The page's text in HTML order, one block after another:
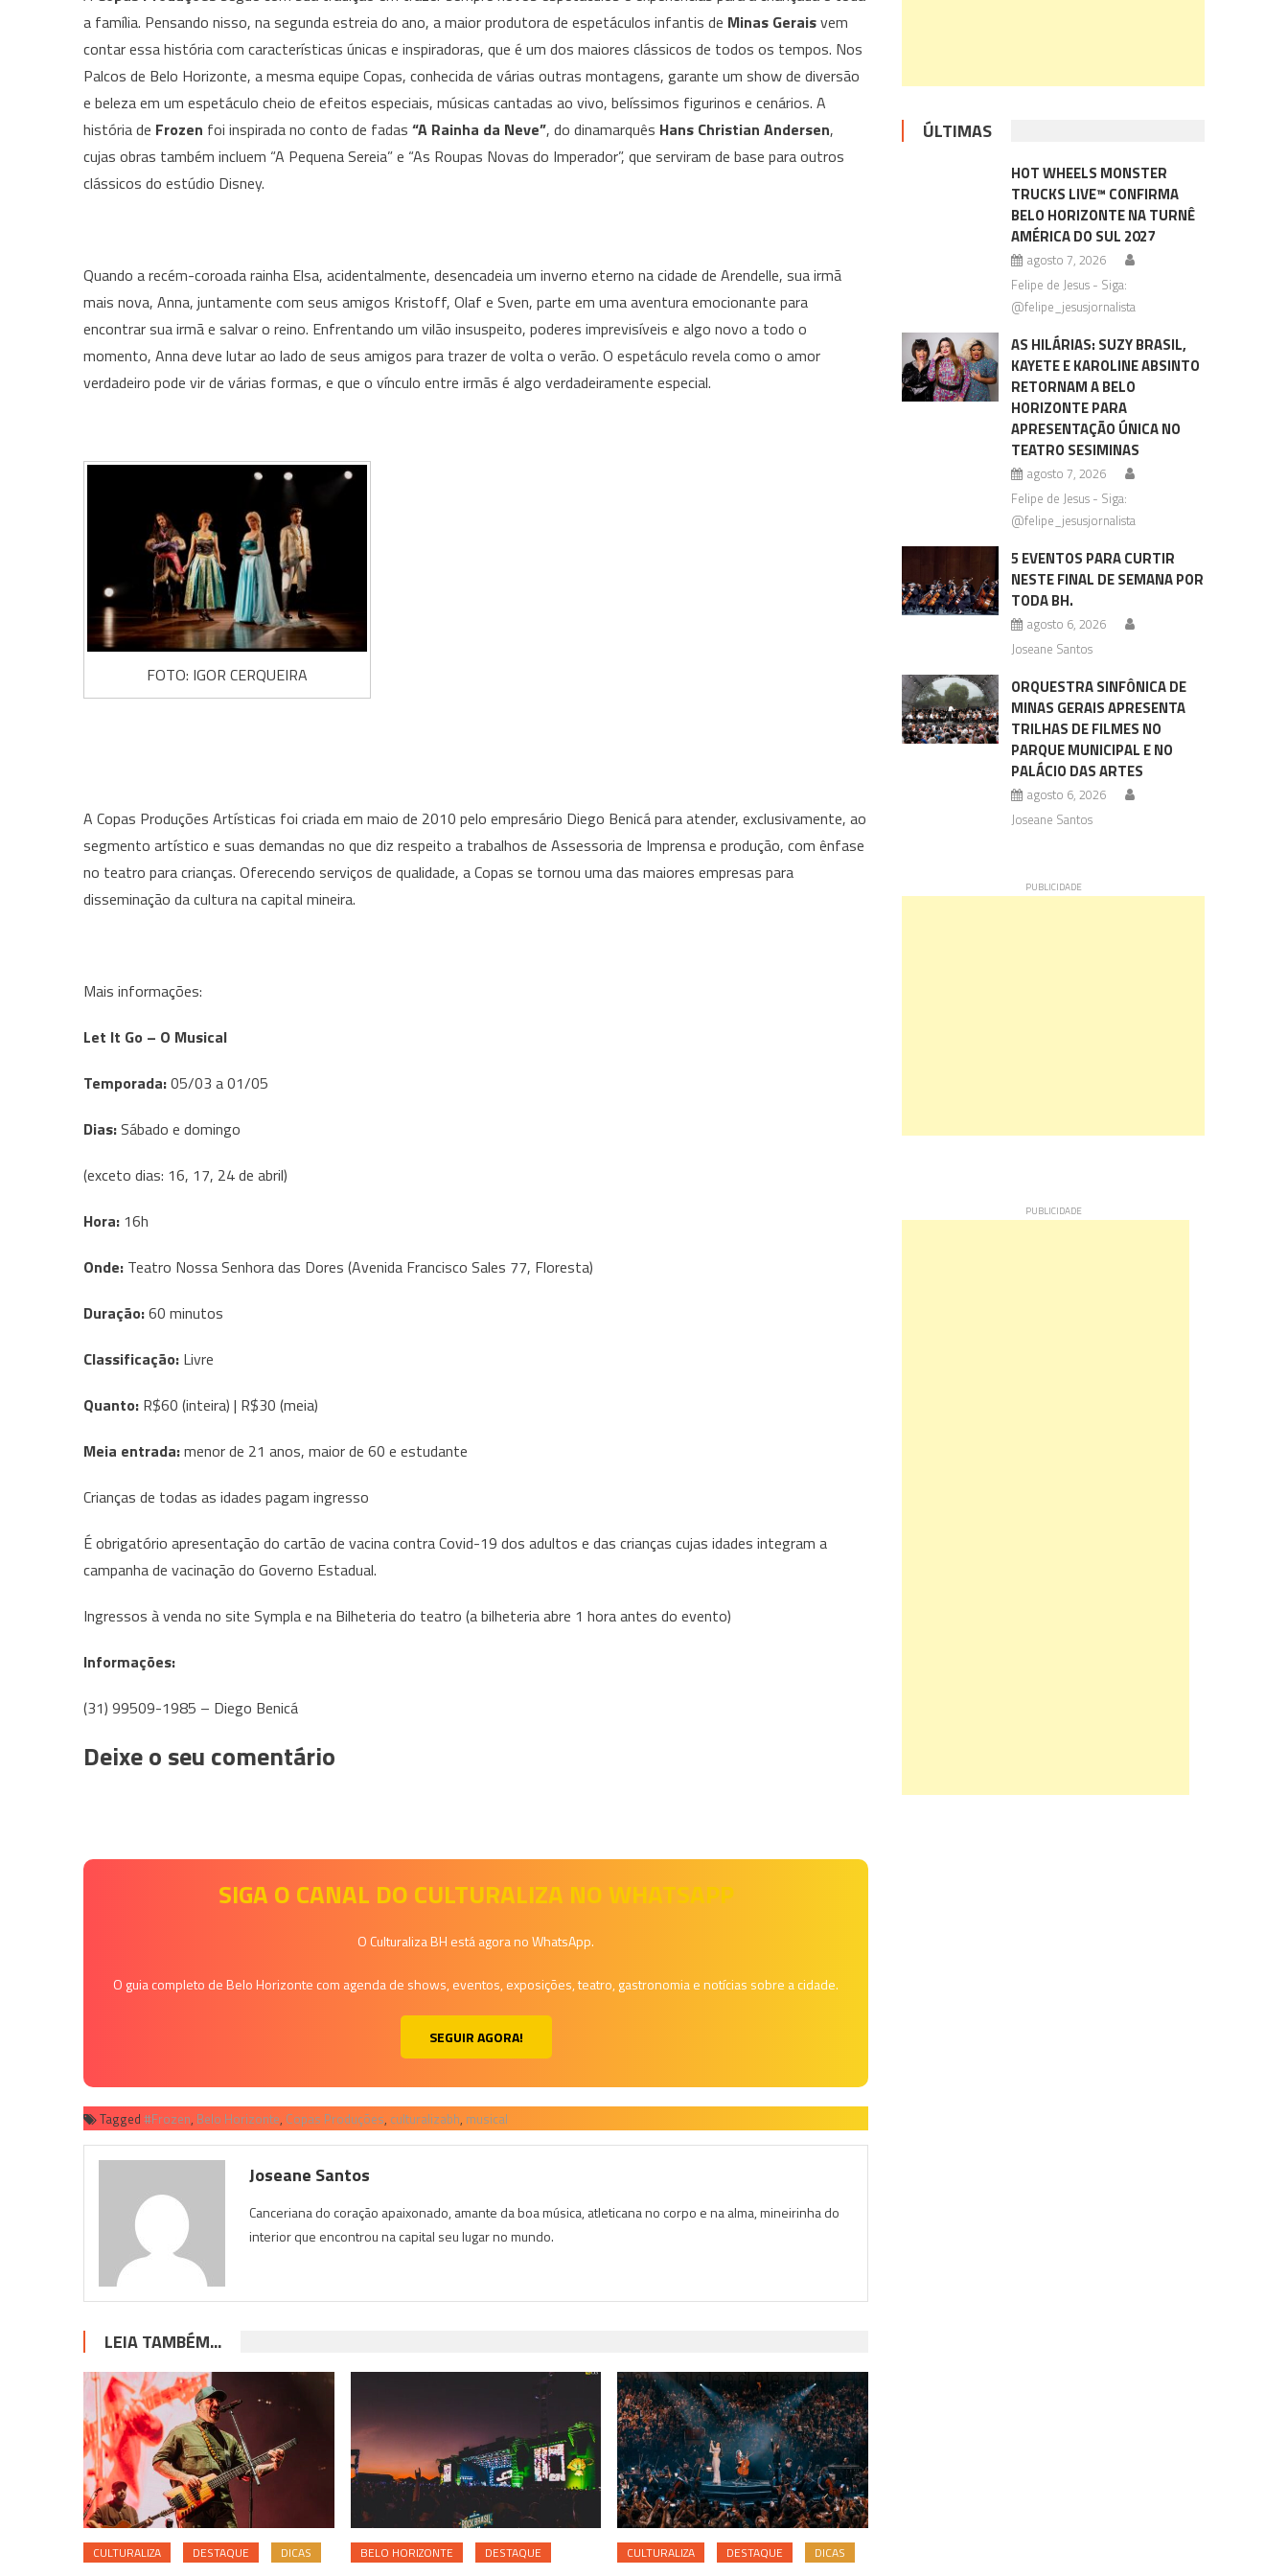
em
Frozen
é
a
diversão
criançada
a família. Pensando nisso, na segunda estreia do ano, a maior produtora de espetáculos infantis de Minas Geraisvem
contar essa história com características únicas e inspiradoras, que é um dos maiores clássicos de todos os tempos. Nos
Palcos de Belo Horizonte, a mesma equipe Copas, conhecida de várias outras montagens, garante um show de diversão
e beleza em um espetáculo cheio de efeitos especiais, músicas cantadas ao vivo, belíssimos figurinos e cenários. A
história de Frozen foi inspirada no conto de fadas “A Rainha da Neve”, do dinamarquês Hans Christian Andersen,
cujas obras também incluem “A Pequena Sereia” e “As Roupas Novas do Imperador”, que serviram de base para outros
clássicos do estúdio Disney.
Quando a recém-coroada rainha Elsa, acidentalmente, desencadeia um inverno eterno na cidade de Arendelle, sua irmã
mais nova, Anna, juntamente com seus amigos Kristoff, Olaf e Sven, parte em uma aventura emocionante para
encontrar sua irmã e salvar o reino. Enfrentando um vilão insuspeito, poderes imprevisíveis e algo novo a todo o
momento, Anna deve lutar ao lado de seus amigos para trazer de volta o verão. O espetáculo revela como o amor
verdadeiro pode vir de várias formas, e que o vínculo entre irmãs é algo verdadeiramente especial.
FOTO: IGOR CERQUEIRA
A Copas Produções Artísticas foi criada em maio de 2010 pelo empresário Diego Benicá para atender, exclusivamente, ao
segmento artístico e suas demandas no que diz respeito a trabalhos de Assessoria de Imprensa e produção, com ênfase
no teatro para crianças. Oferecendo serviços de qualidade, a Copas se tornou uma das maiores empresas para
disseminação da cultura na capital mineira.
Mais informações:
Let It Go – O Musical
Temporada:05/03 a 01/05
Dias:Sábado e domingo
(exceto dias: 16, 17, 24 de abril)
Hora: 16h
Onde: Teatro Nossa Senhora das Dores (Avenida Francisco Sales 77, Floresta)
Duração:60 minutos
Classificação: Livre
Quanto: R$60 (inteira) | R$30 (meia)
Meia entrada:menor de 21 anos, maior de 60 e estudante
Crianças de todas as idades pagam ingresso
É obrigatório apresentação do cartão de vacina contra Covid-19 dos adultos e das crianças cujas idades integram a
campanha de vacinação do Governo Estadual.
Ingressos à venda no site Sympla e na Bilheteria do teatro (a bilheteria abre 1 hora antes do evento)
Informações:
(31) 99509-1985 – Diego Benicá
Deixe o seu comentário
SIGA O CANAL DO CULTURALIZA NO WHATSAPP
O Culturaliza BH está agora no WhatsApp.
O guia completo de Belo Horizonte com agenda de shows, eventos, exposições, teatro, gastronomia e notícias sobre a cidade.
SEGUIR AGORA!
Tagged #Frozen, Belo Horizonte, Copas Produções, culturalizabh, musical
Joseane Santos
Canceriana do coração apaixonado, amante da boa música, atleticana no corpo e na alma, mineirinha do
interior que encontrou na capital seu lugar no mundo.
LEIA TAMBÉM...
CULTURALIZA DESTAQUE DICAS BELO HORIZONTE DESTAQUE CULTURALIZA DESTAQUE DICAS
ÚLTIMAS
HOT WHEELS MONSTER
TRUCKS LIVE™ CONFIRMA
BELO HORIZONTE NA TURNÊ
AMÉRICA DO SUL 2027
agosto 7, 2026
Felipe de Jesus - Siga:
@felipe_jesusjornalista
AS HILÁRIAS: SUZY BRASIL,
KAYETE E KAROLINE ABSINTO
RETORNAM A BELO
HORIZONTE PARA
APRESENTAÇÃO ÚNICA NO
TEATRO SESIMINAS
agosto 7, 2026
Felipe de Jesus - Siga:
@felipe_jesusjornalista
5 EVENTOS PARA CURTIR
NESTE FINAL DE SEMANA POR
TODA BH.
agosto 6, 2026
Joseane Santos
ORQUESTRA SINFÔNICA DE
MINAS GERAIS APRESENTA
TRILHAS DE FILMES NO
PARQUE MUNICIPAL E NO
PALÁCIO DAS ARTES
agosto 6, 2026
Joseane Santos